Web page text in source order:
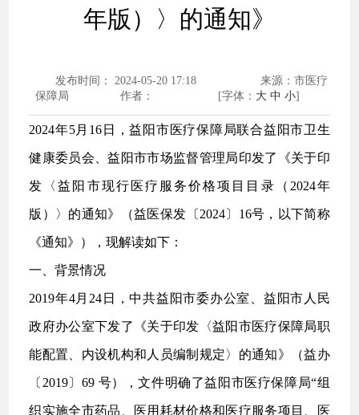
年版）〉的通知》
发布时间： 2024-05-20 17:18
来源：市医疗
保障局
作者： [字体： 大 中 小]
2024年5月16日，益阳市医疗保障局联合益阳市卫生
健康委员会、益阳市市场监督管理局印发了《关于印
发〈益阳市现行医疗服务价格项目目录（2024年
版）〉的通知》（益医保发〔2024〕16号，以下简称
《通知》），现解读如下：
一、背景情况
2019年4月24日，中共益阳市委办公室、益阳市人民
政府办公室下发了《关于印发〈益阳市医疗保障局职
能配置、内设机构和人员编制规定〉的通知》（益办
〔2019〕69 号），文件明确了益阳市医疗保障局“组
织实施全市药品、医用耗材价格和医疗服务项目、医